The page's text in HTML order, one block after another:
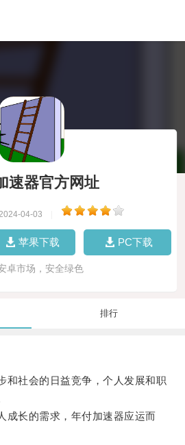
速器官方网址
04-03
苹果下载 PC下载
卓市场，安全绿色
排行
社会的日益竞争，个人发展和职
长的需求，年付加速器应运而